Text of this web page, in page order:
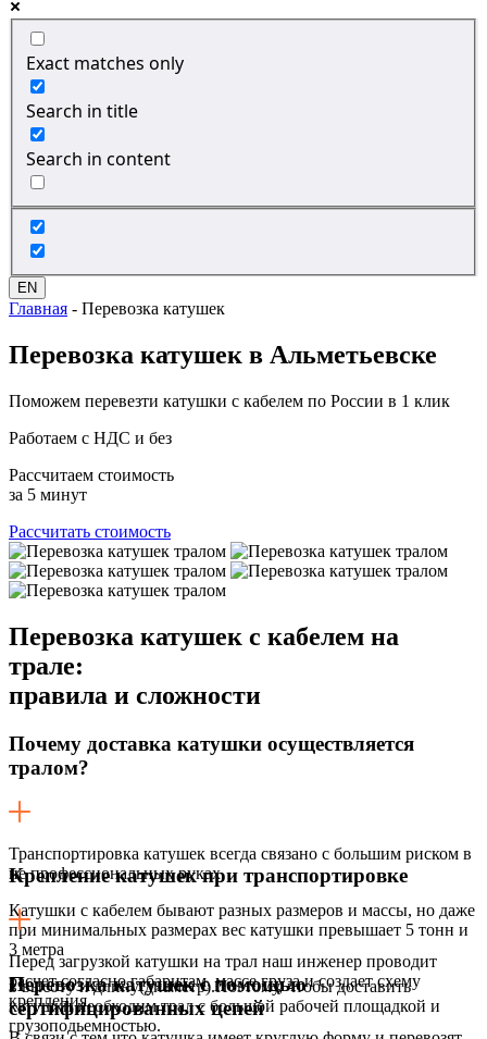
Exact matches only
Search in title
Search in content
EN
Главная - Перевозка катушек
Перевозка катушек в Альметьевске
Поможем перевезти катушки с кабелем по России в 1 клик
Работаем с НДС и без
Рассчитаем стоимость
за 5 минут
Рассчитать стоимость
Перевозка катушек с кабелем на
трале:
правила и сложности
Почему доставка катушки осуществляется
тралом?
Транспортировка катушек всегда связано с большим риском в
не профессиональных руках.
Катушки с кабелем бывают разных размеров и массы, но даже
при минимальных размерах вес катушки превышает 5 тонн и
3 метра
в высоту и длину(диаметр).Поэтому, чтобы доставить
катушки необходим трал с большой рабочей площадкой и
грузоподьемностью.
Крепление катушек при транспортировке
Перед загрузкой катушки на трал наш инженер проводит
расчет согласно габаритам, массе груза и создает схему
крепления.
Перевозка катушек с помощью
сертифицированных цепей